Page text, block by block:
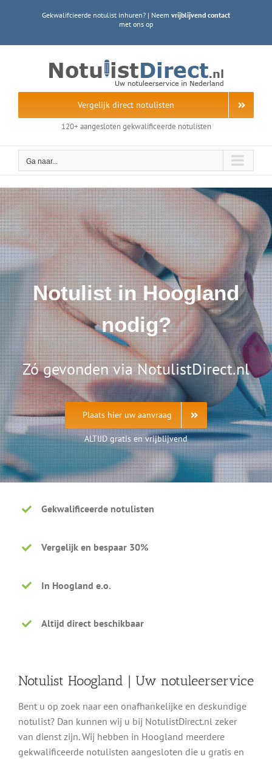
Gekwalifcieerde notulist inhuren? | Neem vrijblijvend contact
met ons op
Vergelijk direct notulisten
120+ aangesloten gekwalificeerde notulisten
Ga naar...
Notulist in Hoogland
nodig?
Zó gevonden via NotulistDirect.nl
Plaats hier uw aanvraag
ALTIJD gratis en vrijblijvend
Gekwalificeerde notulisten
Vergelijk en bespaar 30%
In Hoogland e.o.
Altijd direct beschikbaar
Notulist Hoogland | Uw notuleerservice
Bent u op zoek naar een onafhankelijke en deskundige
notulist? Dan kunnen wij u bij NotulistDirect.nl zeker
van dienst zijn. Wij hebben in Hoogland meerdere
gekwalificeerde notulisten aangesloten die u gratis en